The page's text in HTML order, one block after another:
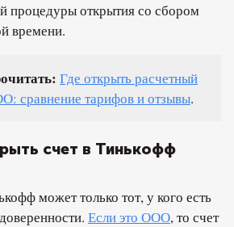
процедуры открытия со сбором
времени.
Где открыть расчетный
сравнение тарифов и отзывы.
счет в Тинькофф
может только тот, у кого есть
Если это ООО, то счет